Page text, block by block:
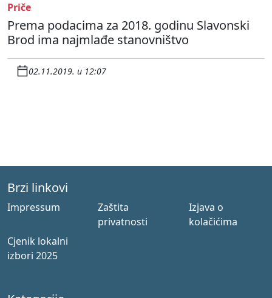
Priče
Prema podacima za 2018. godinu Slavonski
Brod ima najmlađe stanovništvo
02.11.2019. u 12:07
Brzi linkovi
Impressum
Zaštita
privatnosti
Izjava o
kolačićima
Cjenik lokalni
izbori 2025